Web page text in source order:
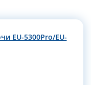
EU-5300Pro/EU-